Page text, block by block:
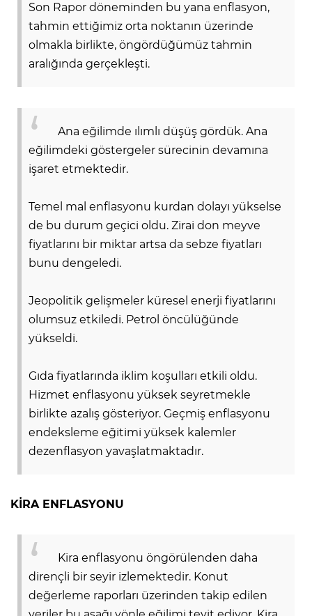
Son Rapor döneminden bu yana enflasyon,
tahmin ettiğimiz orta noktanın üzerinde
olmakla birlikte, öngördüğümüz tahmin
aralığında gerçekleşti.
Ana eğilimde ılımlı düşüş gördük. Ana
eğilimdeki göstergeler sürecinin devamına
işaret etmektedir.
Temel mal enflasyonu kurdan dolayı yükselse
de bu durum geçici oldu. Zirai don meyve
fiyatlarını bir miktar artsa da sebze fiyatları
bunu dengeledi.
Jeopolitik gelişmeler küresel enerji fiyatlarını
olumsuz etkiledi. Petrol öncülüğünde
yükseldi.
Gıda fiyatlarında iklim koşulları etkili oldu.
Hizmet enflasyonu yüksek seyretmekle
birlikte azalış gösteriyor. Geçmiş enflasyonu
endeksleme eğitimi yüksek kalemler
dezenflasyon yavaşlatmaktadır.
KİRA ENFLASYONU
Kira enflasyonu öngörülenden daha
dirençli bir seyir izlemektedir. Konut
değerleme raporları üzerinden takip edilen